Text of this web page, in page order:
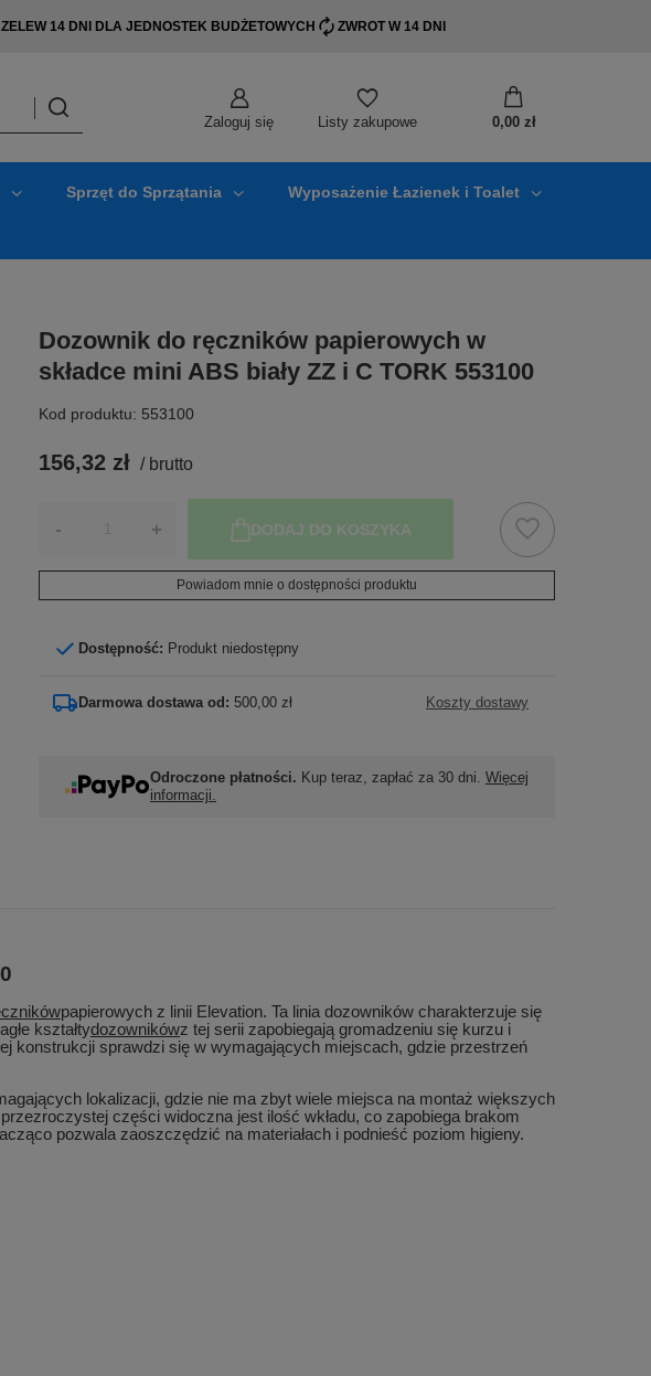
14 DNI DLA JEDNOSTEK BUDŻETOWYCH ZWROT W 14 DNI
Zaloguj się Listy zakupowe 0,00 zł
Sprzęt do Sprzątania
Wyposażenie Łazienek i Toalet
Dozownik do ręczników papierowych w
składce mini ABS biały ZZ i C TORK 553100
Kod produktu: 553100
156,32 zł / brutto
- + DODAJ DO KOSZYKA
Powiadom mnie o dostępności produktu
Dostępność: Produkt niedostępny
Darmowa dostawa od: 500,00 zł Koszty dostawy
Odroczone płatności. Kup teraz, zapłać za 30 dni. Więcej
informacji.
papierowych z linii Elevation. Ta linia dozowników charakterzuje się
kształtydozownikówz tej serii zapobiegają gromadzeniu się kurzu i
konstrukcji sprawdzi się w wymagających miejscach, gdzie przestrzeń
lokalizacji, gdzie nie ma zbyt wiele miejsca na montaż większych
części widoczna jest ilość wkładu, co zapobiega brakom
pozwala zaoszczędzić na materiałach i podnieść poziom higieny.